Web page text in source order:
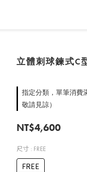
立體刺球鍊式C
指定分類，單筆消費
敬請見諒）
NT$4,600
尺寸 : FREE
FREE